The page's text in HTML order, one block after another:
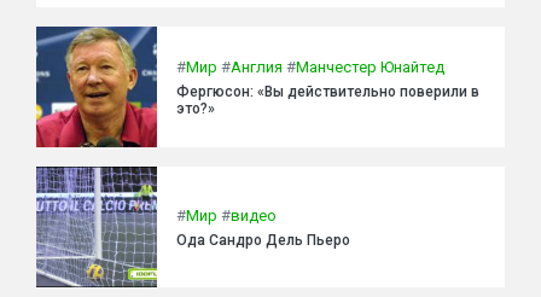
#Мир #Англия #Манчестер Юнайтед
Фергюсон: «Вы действительно поверили в
это?»
#Мир #видео
Ода Сандро Дель Пьеро